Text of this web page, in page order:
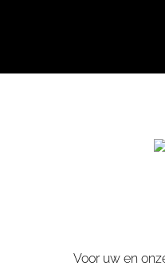
Voor uw en